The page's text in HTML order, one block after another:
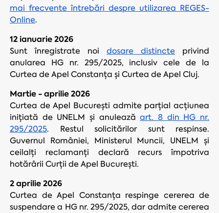
mai frecvente întrebări despre utilizarea REGES-
Online.
12 ianuarie 2026
Sunt înregistrate noi dosare distincte privind
anularea HG nr. 295/2025, inclusiv cele de la
Curtea de Apel Constanța și Curtea de Apel Cluj.
Martie - aprilie 2026
Curtea de Apel București admite parțial acțiunea
inițiată de UNELM și anuleazăart. 8 din HG nr.
295/2025. Restul solicitărilor sunt respinse.
Guvernul României, Ministerul Muncii, UNELM și
ceilalți reclamanți declară recurs împotriva
hotărârii Curții de Apel București.
2 aprilie 2026
Curtea de Apel Constanța respinge cererea de
suspendare a HG nr. 295/2025, dar admite cererea